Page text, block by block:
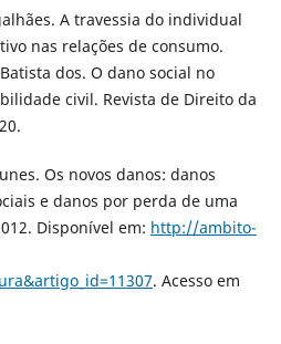
A travessia do individual
nas relações de consumo.
dos. O dano social no
civil. Revista de Direito da
Os novos danos: danos
e danos por perda de uma
Disponível em: http://ambito-
. Acesso em